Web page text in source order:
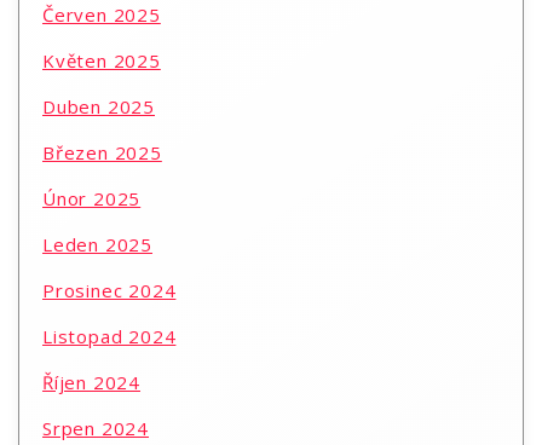
Červen 2025
Květen 2025
Duben 2025
Březen 2025
Únor 2025
Leden 2025
Prosinec 2024
Listopad 2024
Říjen 2024
Srpen 2024